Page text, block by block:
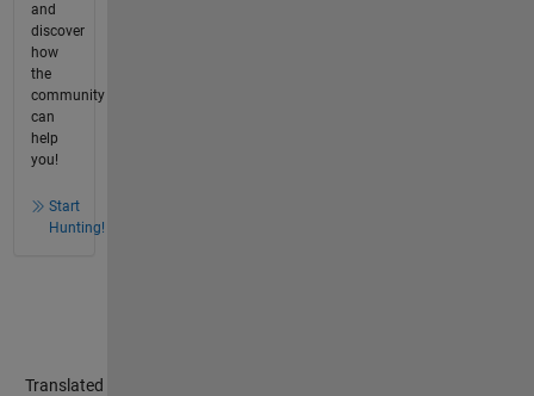
and
discover
how
the
community
can
help
you!
Start
Hunting!
Translated